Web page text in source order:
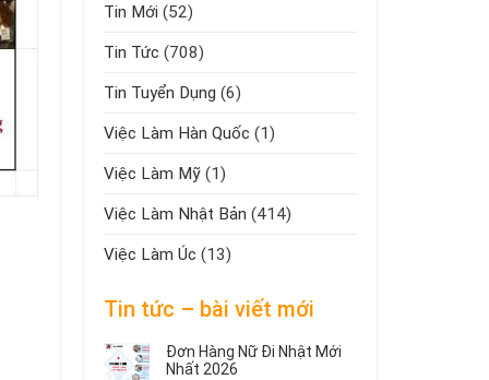
Tin Mới (52)
Tin Tức (708)
Tin Tuyển Dụng (6)
Việc Làm Hàn Quốc (1)
Việc Làm Mỹ (1)
Việc Làm Nhật Bản (414)
Việc Làm Úc (13)
Tin tức – bài viết mới
Đơn Hàng Nữ Đi Nhật Mới
Nhất 2026